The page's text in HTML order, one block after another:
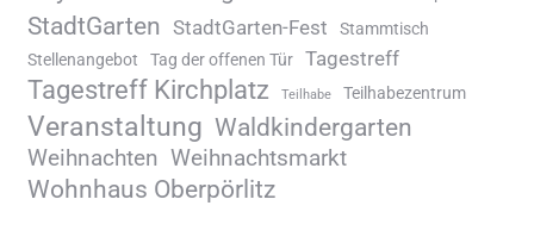
StadtGarten StadtGarten-Fest
Stammtisch
Stellenangebot
Tag der offenen Tür Tagestreff
Tagestreff Kirchplatz Teilhabe Teilhabezentrum
Veranstaltung Waldkindergarten
Weihnachten Weihnachtsmarkt
Wohnhaus Oberpörlitz